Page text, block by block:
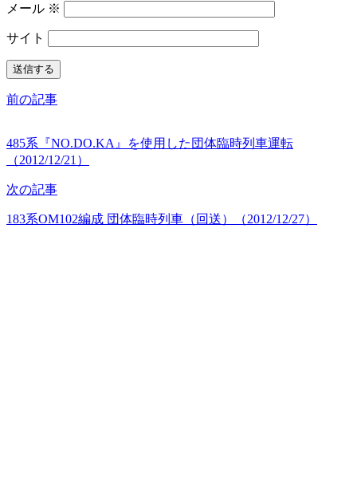
メール ※
サイト
前の記事
485系『NO.DO.KA』を使用した団体臨時列車運転
（2012/12/21）
次の記事
183系OM102編成 団体臨時列車（回送）（2012/12/27）